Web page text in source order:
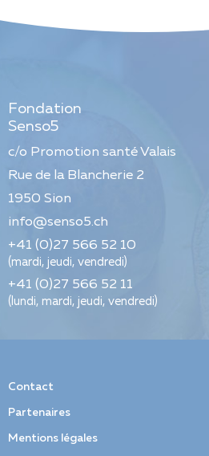
Fondation
Senso5
c/o Promotion santé Valais
Rue de la Blancherie 2
1950 Sion
info@senso5.ch
+41 (0)27 566 52 10
(mardi, jeudi, vendredi)
+41 (0)27 566 52 11
(lundi, mardi, jeudi, vendredi)
Contact
Partenaires
Mentions légales